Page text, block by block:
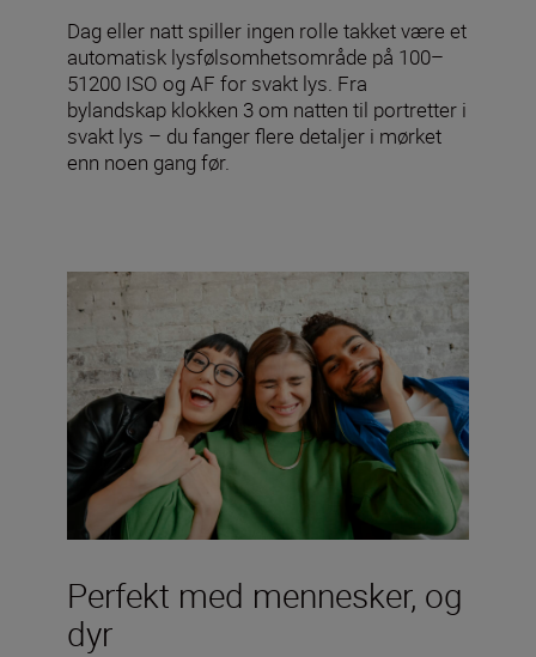
Dag eller natt spiller ingen rolle takket være et
automatisk lysfølsomhetsområde på 100–
51200 ISO og AF for svakt lys. Fra
bylandskap klokken 3 om natten til portretter i
svakt lys – du fanger flere detaljer i mørket
enn noen gang før.
Perfekt med mennesker, og
dyr